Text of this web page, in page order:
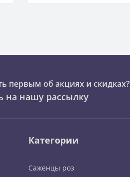
первым об акциях и скидках?
на нашу рассылку
Категории
Саженцы роз